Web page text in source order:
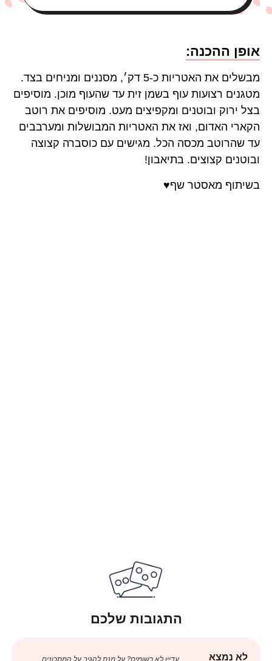
אופן ההכנה:
מבשלים את האטריות כ-5 דק׳, מסננים ומניחים בצד.
מטגנים רצועות עוף בשמן זית עד שהעוף מוכן. מוסיפים
בצל ירוק ובוטנים ומקפיצים מעט. מוסיפים את רוטב
הקארי האדום, ואז את האטריות המבושלות ומערבבים
עד שהרוטב מכסה הכל. מגישים עם כוסברה קצוצה
ובוטנים קצוצים. בתיאבון!
בשיתוף מאסטר שף♥️
התגובות שלכם
לא נמצא
עדיין לא רשומים? על מנת להגיב על המתכונים,